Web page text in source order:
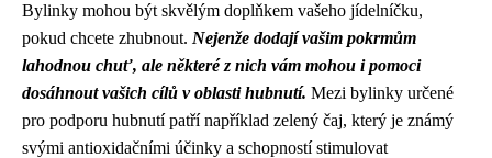
Bylinky mohou být skvělým doplňkem vašeho jídelníčku,
pokud chcete zhubnout. Nejenže dodají vašim pokrmům
lahodnou chuť, ale některé z nich vám mohou i pomoci
dosáhnout vašich cílů v oblasti hubnutí. Mezi bylinky určené
pro podporu hubnutí patří například zelený čaj, který je známý
svými antioxidačními účinky a schopností stimulovat